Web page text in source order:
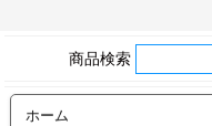
商品検索
ホーム